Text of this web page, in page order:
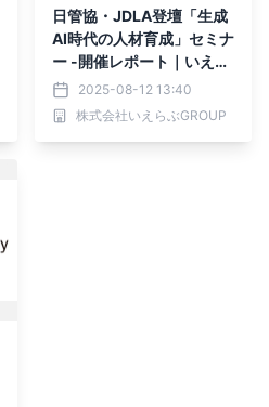
日管協・JDLA登壇「生成
AI時代の人材育成」セミナ
ー -開催レポート｜いえら
ぶGROUP
2025-08-12 13:40
株式会社いえらぶGROUP